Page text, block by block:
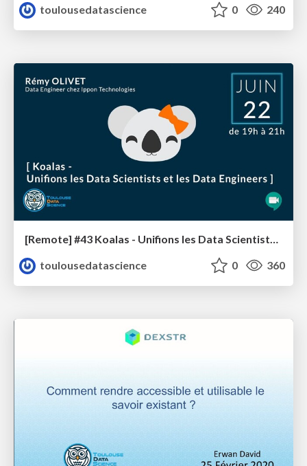
toulousedatascience
0 240
[Remote] #43 Koalas - Unifions les Data Scientists et les Data Engineers
toulousedatascience
0 360